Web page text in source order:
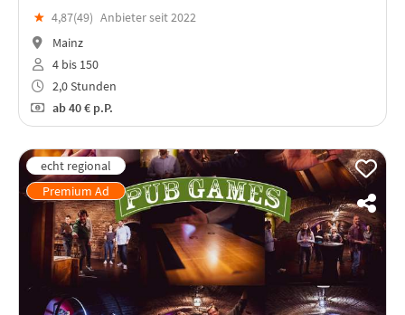
Teamevent!
★ 4,87(49) Anbieter seit 2022
Mainz
4 bis 150
2,0 Stunden
ab40 € p.P.